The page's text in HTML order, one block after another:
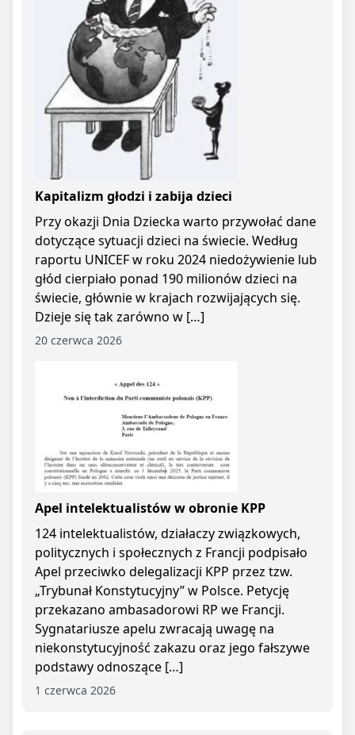
Kapitalizm głodzi i zabija dzieci
Przy okazji Dnia Dziecka warto przywołać dane
dotyczące sytuacji dzieci na świecie. Według
raportu UNICEF w roku 2024 niedożywienie lub
głód cierpiało ponad 190 milionów dzieci na
świecie, głównie w krajach rozwijających się.
Dzieje się tak zarówno w […]
20 czerwca 2026
Apel intelektualistów w obronie KPP
124 intelektualistów, działaczy związkowych,
politycznych i społecznych z Francji podpisało
Apel przeciwko delegalizacji KPP przez tzw.
„Trybunał Konstytucyjny” w Polsce. Petycję
przekazano ambasadorowi RP we Francji.
Sygnatariusze apelu zwracają uwagę na
niekonstytucyjność zakazu oraz jego fałszywe
podstawy odnoszące […]
1 czerwca 2026